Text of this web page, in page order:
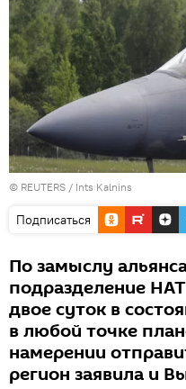
© REUTERS / Ints Kalnins
Подписаться
По замыслу
подразделение
двое суток в
в любой точке
намерении
регион заявила и